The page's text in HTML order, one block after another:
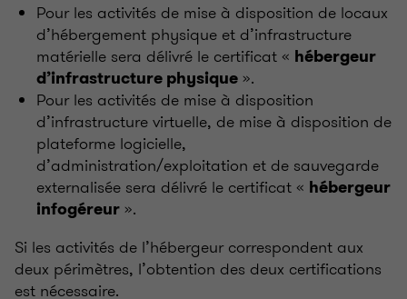
Pour les activités de mise à disposition de locaux
d’hébergement physique et d’infrastructure
matérielle sera délivré le certificat « hébergeur
d’infrastructure physique ».
Pour les activités de mise à disposition
d’infrastructure virtuelle, de mise à disposition de
plateforme logicielle,
d’administration/exploitation et de sauvegarde
externalisée sera délivré le certificat « hébergeur
infogéreur ».
Si les activités de l’hébergeur correspondent aux
deux périmètres, l’obtention des deux certifications
est nécessaire.